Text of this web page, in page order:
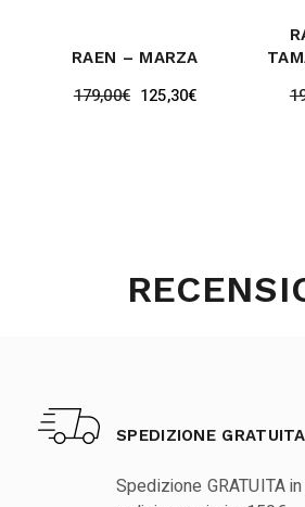
RAEN – MARZA
179,00€ 125,30€
SPEDIZIONE GRATUITA
Spedizione GRATUITA